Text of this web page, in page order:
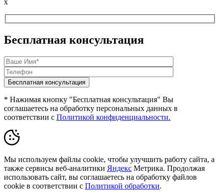
Бесплатная консультация
* Нажимая кнопку "Бесплатная консультация" Вы
соглашаетесь на обработку персональных данных в
соответствии с Политикой конфиденциальности.
Мы используем файлы cookie, чтобы улучшить работу сайта, а
также сервисы веб-аналитики Яндекс Метрика. Продолжая
использовать сайт, вы соглашаетесь на обработку файлов
cookie в соответствии с Политикой обработки.